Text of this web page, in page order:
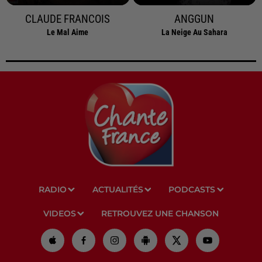
CLAUDE FRANCOIS
Le Mal Aime
ANGGUN
La Neige Au Sahara
RADIO ACTUALITÉS PODCASTS
VIDEOS RETROUVEZ UNE CHANSON